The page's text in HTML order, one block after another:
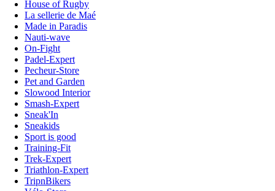
House of Rugby
La sellerie de Maé
Made in Paradis
Nauti-wave
On-Fight
Padel-Expert
Pecheur-Store
Pet and Garden
Slowood Interior
Smash-Expert
Sneak'In
Sneakids
Sport is good
Training-Fit
Trek-Expert
Triathlon-Expert
TripnBikers